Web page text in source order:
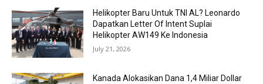
Helikopter Baru Untuk TNI AL? Leonardo
Dapatkan Letter Of Intent Suplai
Helikopter AW149 Ke Indonesia
July 21, 2026
Kanada Alokasikan Dana 1,4 Miliar Dollar